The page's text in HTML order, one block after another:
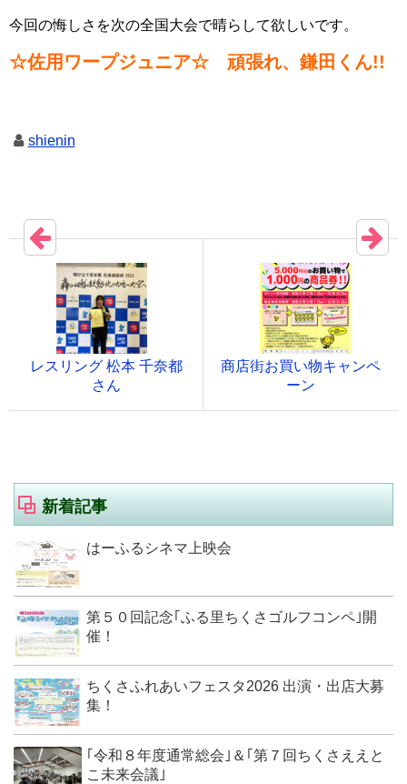
今回の悔しさを次の全国大会で晴らして欲しいです。
☆佐用ワープジュニア☆ 頑張れ、鎌田くん!!
shienin
レスリング 松本 千奈都
さん
商店街お買い物キャンペ
ーン
新着記事
はーふるシネマ上映会
第５０回記念｢ふる里ちくさゴルフコンペ｣開
催！
ちくさふれあいフェスタ2026 出演・出店大募
集！
｢令和８年度通常総会｣＆｢第７回ちくさええと
こ未来会議｣